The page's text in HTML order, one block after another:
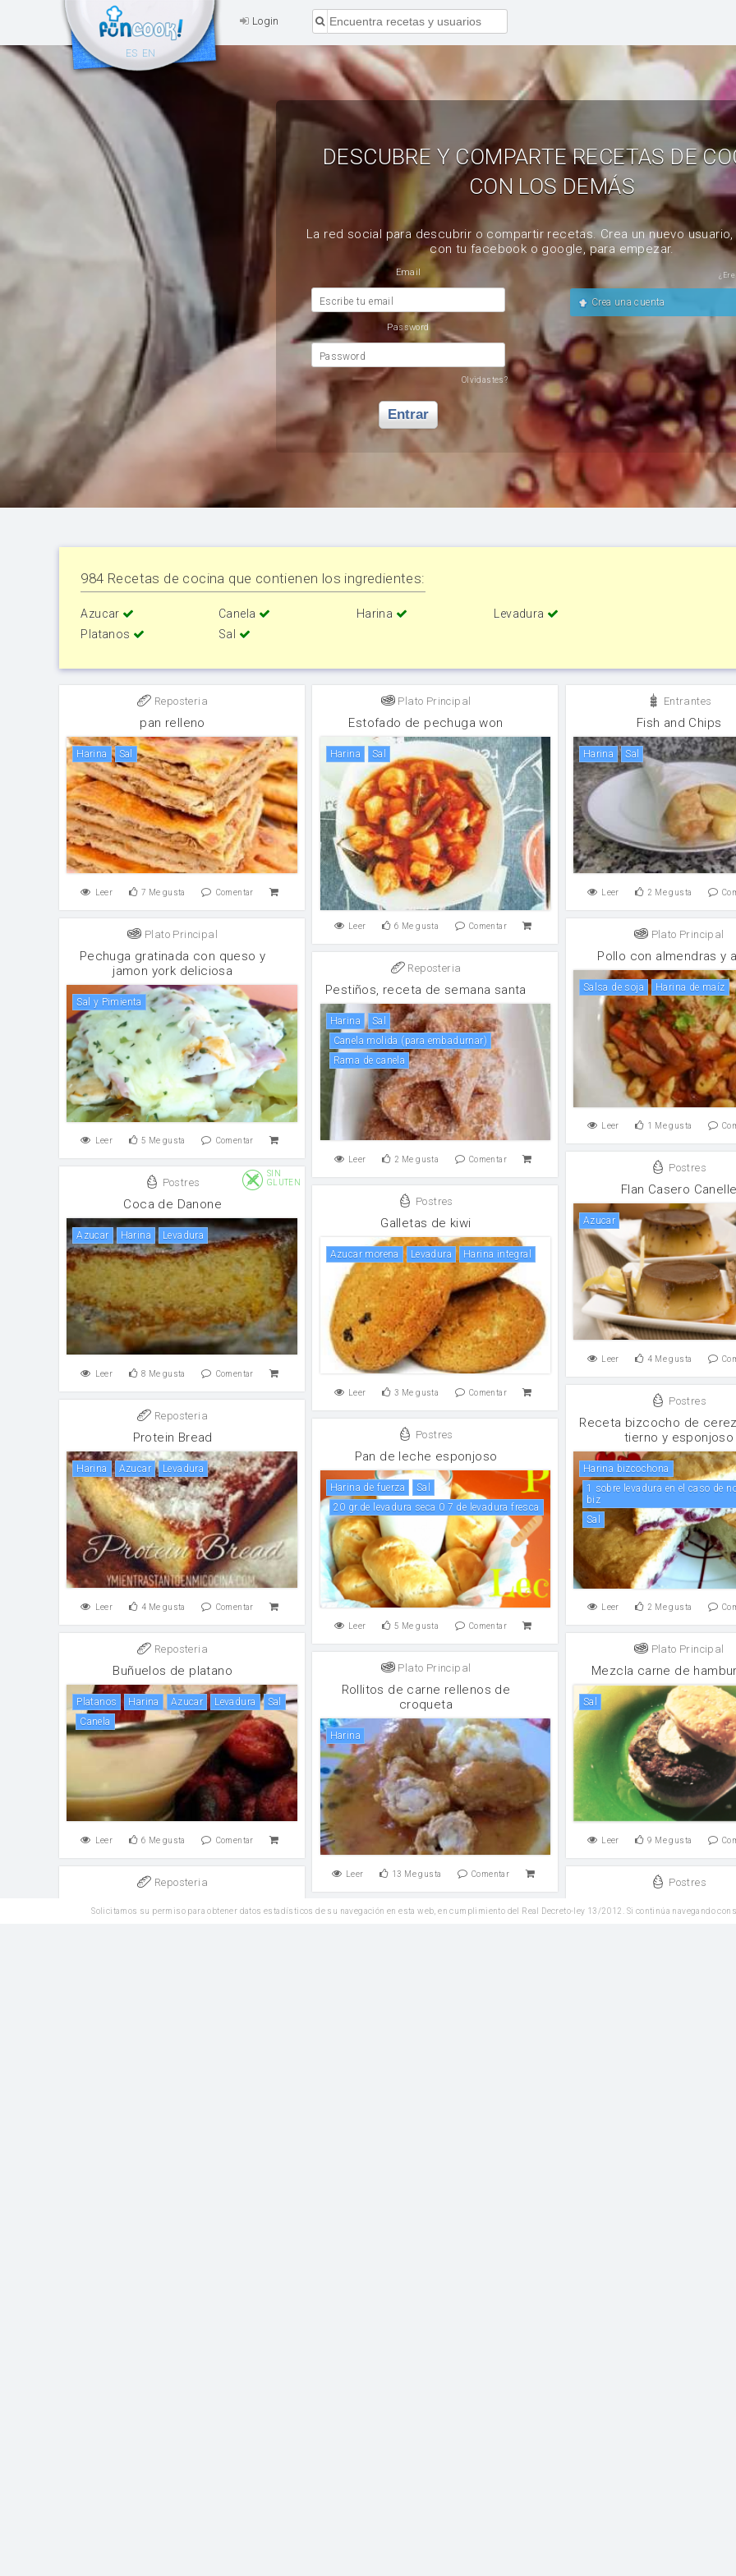
Login
ES EN
DESCUBRE Y COMPARTE RECETAS DE
CON LOS DEMÁS
La red social para descubrir o compartir recetas. Crea un nuevo
con tu facebook o google, para empezar.
Email
Escribe tu email
Password
Password
Olvidastes?
Entrar
Crea una cuenta
984 Recetas de cocina que contienen los ingredientes:
Azucar Canela Harina
Levadura
Platanos
Sal
Reposteria
pan relleno
harina sal
Leer 7 Me gusta Comentar
Plato Principal
Estofado de pechuga won
harina sal
Leer 6 Me gusta Comentar
Entrantes
Fish and Chips
harina sal
Leer 2 Me gusta
Plato Principal
Pechuga gratinada con queso y
jamon york deliciosa
Sal y Pimienta
Leer 5 Me gusta Comentar
Plato Principal
Pollo con almendras y
salsa de soja harina de maíz
Leer 1 Me gusta
Reposteria
Pestiños, receta de semana santa
harina
sal
Canela molida (para embadurnar)
rama de canela
Leer 2 Me gusta Comentar
Postres
Flan Casero Canelle
azucar
Leer 4 Me gusta
Postres
SIN
GLUTEN
Coca de Danone
azucar harina Levadura
Leer 8 Me gusta Comentar
Postres
Galletas de kiwi
Azucar morena Levadura Harina integral
Leer 3 Me gusta Comentar
Postres
Receta bizcocho de
tierno y esponjoso
harina bizcochona
1 sobre levadura en el caso de no tener harina
biz
sal
Leer 2 Me gusta
Reposteria
Protein Bread
harina azucar Levadura
Leer 4 Me gusta Comentar
Postres
Pan de leche esponjoso
harina de fuerza
sal
20 gr.de levadura seca 0 7 de levadura fresca
Leer 5 Me gusta Comentar
Reposteria
Buñuelos de platano
Platanos harina azucar Levadura
sal
canela
Leer 6 Me gusta Comentar
Plato Principal
Mezcla carne de
sal
Leer 9 Me gusta
Plato Principal
Rollitos de carne rellenos de
croqueta
harina
Leer 13 Me gusta Comentar
Reposteria
Pa i oli o la focaccia italiana
Postres
Magdalenas de
Plato Principal
Solicitamos su permiso para obtener datos estadísticos de su navegación en esta web, en cumplimiento del Real Decreto-ley 13/2012. Si continúa navegando